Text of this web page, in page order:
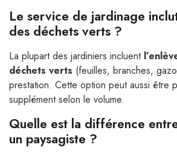
Le service de jardinage
des déchets verts ?
La plupart des jardiniers incluent
déchets verts (feuilles, branches,
prestation. Cette option peut aussi être
supplément selon le volume.
Quelle est la différence
un paysagiste ?